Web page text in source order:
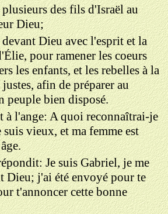
des fils d'Israël au
Dieu;
Dieu avec l'esprit et la
pour ramener les coeurs
les enfants, et les rebelles à la
justes, afin de préparer au
peuple bien disposé.
à l'ange: A quoi reconnaîtrai-je
suis vieux, et ma femme est
Je suis Gabriel, je me
Dieu; j'ai été envoyé pour te
t'annoncer cette bonne